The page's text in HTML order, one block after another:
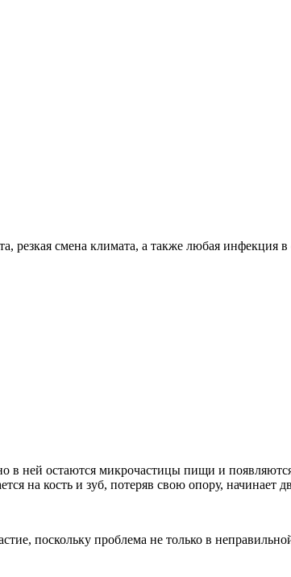
резкая смена климата, а также любая инфекция в
в ней остаются микрочастицы пищи и
на кость и зуб, потеряв свою опору, начинает
поскольку проблема не только в